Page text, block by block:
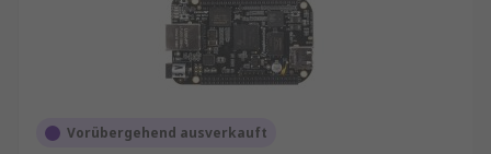
Vorübergehend ausverkauft